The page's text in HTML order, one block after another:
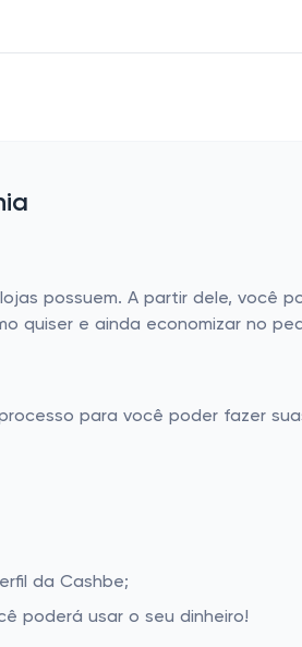
possuem. A partir dele, você
quiser e ainda economizar no
para você poder fazer
da Cashbe;
poderá usar o seu dinheiro!